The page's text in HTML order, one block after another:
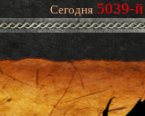
Сегодня 5039-й